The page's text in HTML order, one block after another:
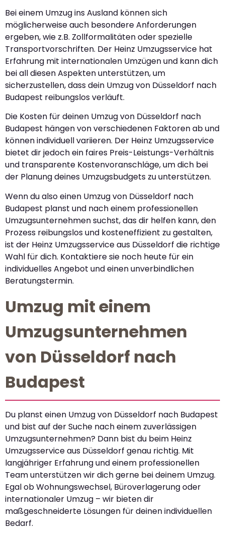
Bei einem Umzug ins Ausland können sich
möglicherweise auch besondere Anforderungen
ergeben, wie z.B. Zollformalitäten oder spezielle
Transportvorschriften. Der Heinz Umzugsservice hat
Erfahrung mit internationalen Umzügen und kann dich
bei all diesen Aspekten unterstützen, um
sicherzustellen, dass dein Umzug von Düsseldorf nach
Budapest reibungslos verläuft.
Die Kosten für deinen Umzug von Düsseldorf nach
Budapest hängen von verschiedenen Faktoren ab und
können individuell variieren. Der Heinz Umzugsservice
bietet dir jedoch ein faires Preis-Leistungs-Verhältnis
und transparente Kostenvoranschläge, um dich bei
der Planung deines Umzugsbudgets zu unterstützen.
Wenn du also einen Umzug von Düsseldorf nach
Budapest planst und nach einem professionellen
Umzugsunternehmen suchst, das dir helfen kann, den
Prozess reibungslos und kosteneffizient zu gestalten,
ist der Heinz Umzugsservice aus Düsseldorf die richtige
Wahl für dich. Kontaktiere sie noch heute für ein
individuelles Angebot und einen unverbindlichen
Beratungstermin.
Umzug mit einem
Umzugsunternehmen
von Düsseldorf nach
Budapest
Du planst einen Umzug von Düsseldorf nach Budapest
und bist auf der Suche nach einem zuverlässigen
Umzugsunternehmen? Dann bist du beim Heinz
Umzugsservice aus Düsseldorf genau richtig. Mit
langjähriger Erfahrung und einem professionellen
Team unterstützen wir dich gerne bei deinem Umzug.
Egal ob Wohnungswechsel, Büroverlagerung oder
internationaler Umzug – wir bieten dir
maßgeschneiderte Lösungen für deinen individuellen
Bedarf.